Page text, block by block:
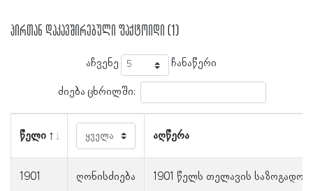
პირთან დაკავშირებული ფაქტოიდი (1)
აჩვენე ჩანაწერი
ძიება ცხრილში:
წელი აღწერა
1901 ღონისძიება 1901 წელს თელავის საზოგადო